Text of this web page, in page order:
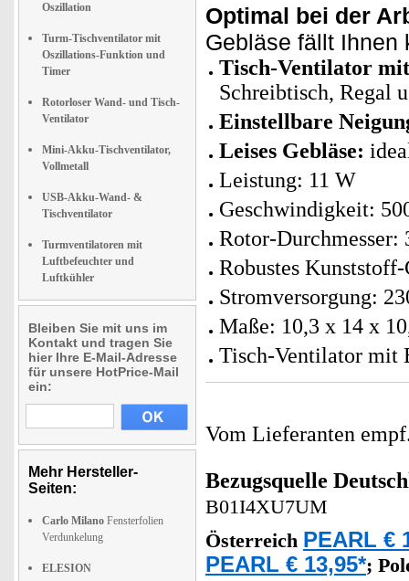
Oszillation
Turm-Tischventilator mit
Oszillations-Funktion und
Timer
Rotorloser Wand- und Tisch-
Ventilator
Mini-Akku-Tischventilator,
Vollmetall
USB-Akku-Wand- &
Tischventilator
Turmventilatoren mit
Luftbefeuchter und
Luftkühler
Bleiben Sie mit uns im
Kontakt und tragen Sie
hier Ihre E-Mail-Adresse
für unsere HotPrice-Mail
ein:
Mehr Hersteller-
Seiten:
Carlo Milano Fensterfolien
Verdunkelung
ELESION
Optimal bei der
Gebläse fällt Ihnen
Tisch-Ventilator
Schreibtisch, Regal
Einstellbare
Leises Gebläse:
Leistung: 11 W
Geschwindigkeit:
Rotor-Durchmesser:
Robustes Kunststoff-
Stromversorgung:
Maße: 10,3 x 14 x
Tisch-Ventilator mit
Vom Lieferanten
Bezugsquelle
B01I4XU7UM
Österreich PEARL €
PEARL € 13,95*;